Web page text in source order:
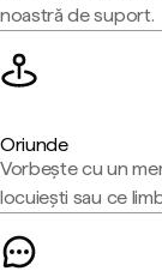
noastră de suport.
Oriunde
Vorbește cu un
locuiești sau ce